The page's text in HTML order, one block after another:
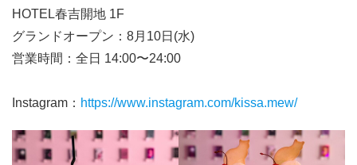
HOTEL春吉開地 1F
グランドオープン：8月10日(水)
営業時間：全日 14:00〜24:00
Instagram： https://www.instagram.com/kissa.mew/